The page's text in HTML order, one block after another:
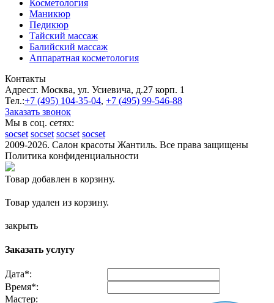
Косметология
Маникюр
Педикюр
Тайский массаж
Балийский массаж
Аппаратная косметология
Контакты
Адрес:г. Москва, ул. Усиевича, д.27 корп. 1
Тел.:+7 (495) 104-35-04, +7 (495) 99-546-88
Заказать звонок
Мы в соц. сетях:
socset socset socset socset
2009-2026. Салон красоты Жантиль. Все права защищены
Политика конфиденциальности
Товар добавлен в корзину.
Товар удален из корзину.
закрыть
Заказать услугу
Дата*:
Время*:
Мастер: